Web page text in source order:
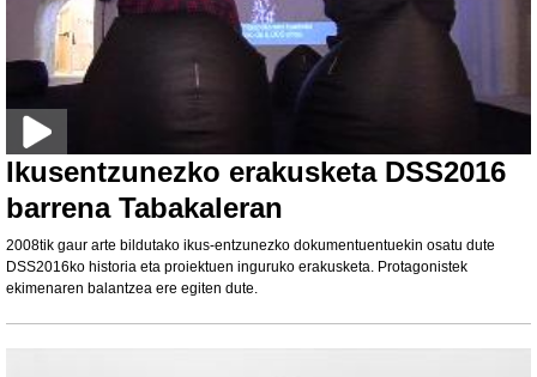
Ikusentzunezko erakusketa DSS2016
barrena Tabakaleran
2008tik gaur arte bildutako ikus-entzunezko dokumentuentuekin osatu dute
DSS2016ko historia eta proiektuen inguruko erakusketa. Protagonistek
ekimenaren balantzea ere egiten dute.